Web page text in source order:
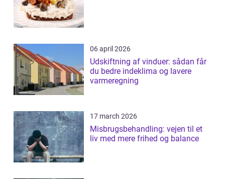
06 april 2026
Udskiftning af vinduer: sådan får
du bedre indeklima og lavere
varmeregning
17 march 2026
Misbrugsbehandling: vejen til et
liv med mere frihed og balance